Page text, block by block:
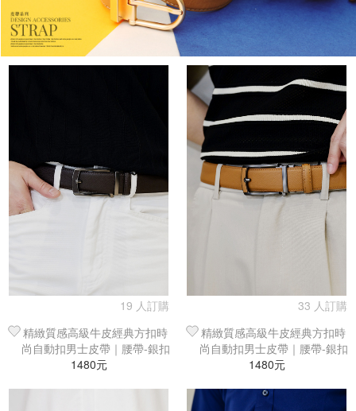
篩選
19 人訂購
精緻質感高級牛皮經典方扣時
尚自動扣男士皮帶｜腰帶-銀扣
咖皮
1480元
33 人訂購
精緻質感高級牛皮經典方扣時
尚自動扣男士皮帶｜腰帶-銀扣
棕皮
1480元